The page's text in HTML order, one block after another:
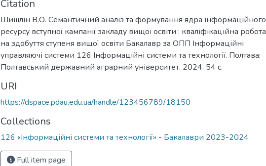
Citation
Шишлін В.О. Семантичний аналіз та формування ядра інформаційного
ресурсу вступної кампанії закладу вищої освіти : кваліфікаційна робота
на здобуття ступеня вищої освіти Бакалавр за ОПП Інформаційні
управляючі системи 126 Інформаційні системи та технології. Полтава:
Полтавський державний аграрний університет. 2024. 54 с.
URI
https://dspace.pdau.edu.ua/handle/123456789/18150
Collections
126 «Інформаційні системи та технології» - Бакалаври 2023-2024
Full item page